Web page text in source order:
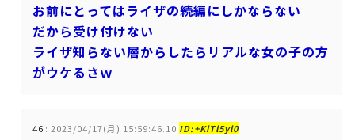
お前にとってはライザの続編にしかならない
だから受け付けない
ライザ知らない層からしたらリアルな女の子の方
がウケるさｗ
46 : 2023/04/17(月) 15:59:46.10 ID:+KiTl5yl0